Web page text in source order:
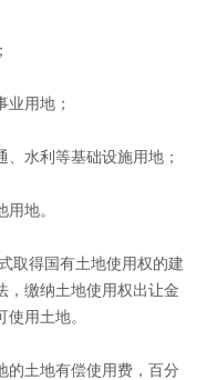
用地；
水利等基础设施用地；
地。
得国有土地使用权的建
，缴纳土地使用权出让金
用土地。
土地有偿使用费，百分